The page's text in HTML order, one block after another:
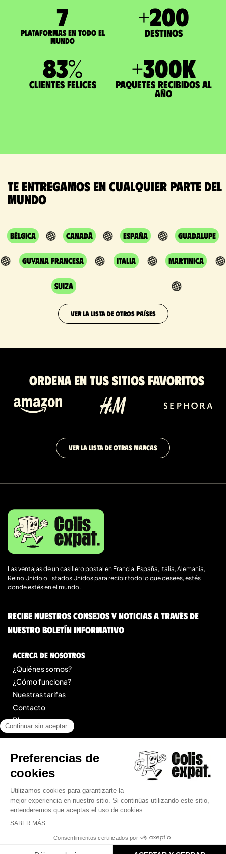
7
Plataformas en todo el
mundo
+200
Destinos
83%
Clientes felices
+300K
paquetes recibidos al
año
Te entregamos en cualquier parte del
mundo
Bélgica Canadá España Guadalupe
Guyana Francesa Italia Martinica
Suiza
VER LA LISTA DE OTROS PAÍSES
Ordena en tus sitios favoritos
VER LA LISTA DE OTRAS MARCAS
Las ventajas de un casillero postal en Francia, España, Italia, Alemania,
Reino Unido o Estados Unidos para recibir todo lo que desees, estés
donde estés en el mundo.
Recibe nuestros consejos y noticias a través de
nuestro boletín informativo
Acerca de nosotros
¿Quiénes somos?
¿Cómo funciona?
Nuestras tarifas
Contacto
Blog
Menciones legales
Condiciones Generales de Prestación de Servicios
Mapa del sitio
© 2025 Colis Expat.